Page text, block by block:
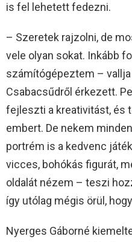
is fel lehetett fedezni.
– Szeretek rajzolni, de
vele olyan sokat. Inkább
számítógépeztem – vallja
Csabacsűdről érkezett.
fejleszti a kreativitást, és
embert. De nekem
portrém is a kedvenc
vicces, bohókás figurát,
oldalát nézem – teszi
így utólag mégis örül,
Nyerges Gáborné